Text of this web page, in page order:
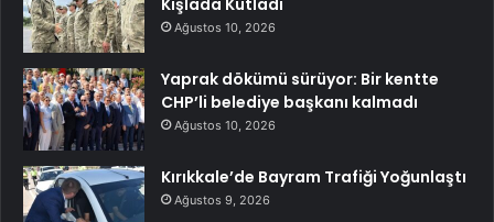
Ağustos 10, 2026
Yaprak dökümü sürüyor: Bir kentte
CHP’li belediye başkanı kalmadı
Ağustos 10, 2026
Kırıkkale’de Bayram Trafiği Yoğunlaştı
Ağustos 9, 2026